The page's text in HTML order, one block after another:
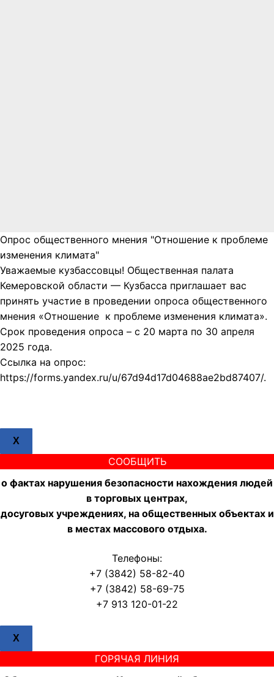
Опрос общественного мнения "Отношение к проблеме
изменения климата"
Уважаемые кузбассовцы! Общественная палата
Кемеровской области — Кузбасса приглашает вас
принять участие в проведении опроса общественного
мнения «Отношение к проблеме изменения климата».
Срок проведения опроса – с 20 марта по 30 апреля
2025 года.
Ссылка на опрос:
https://forms.yandex.ru/u/67d94d17d04688ae2bd87407/.
X
СООБЩИТЬ
о фактах нарушения безопасности нахождения людей
в торговых центрах,
досуговых учреждениях, на общественных объектах и
в местах массового отдыха.
Телефоны:
+7 (3842) 58-82-40
+7 (3842) 58-69-75
+7 913 120-01-22
X
ГОРЯЧАЯ ЛИНИЯ